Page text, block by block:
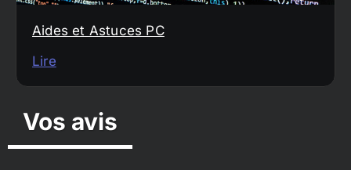
Aides et Astuces PC
Lire
Vos avis